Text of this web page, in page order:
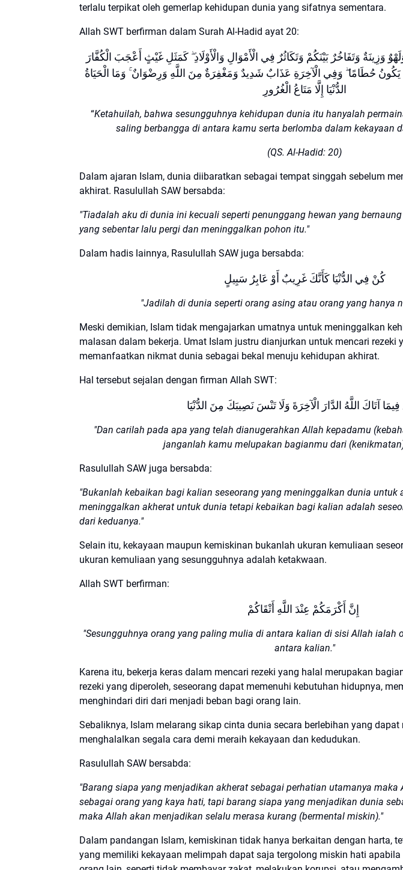
terlalu terpikat oleh gemerlap kehidupan dunia yang sifatnya sementara.
Allah SWT berfirman dalam Surah Al-Hadid ayat 20:
يَكُونُ حُطَامًا ۖ وَفِي الْآخِرَةِ عَذَابٌ شَدِيدٌ وَمَغْفِرَةٌ مِنَ اللَّهِ وَرِضْوَانٌ ۚ وَمَا الْحَيَاةُ
الدُّنْيَا إِلَّا مَتَاعُ الْغُرُورِ
“Ketahuilah, bahwa sesungguhnya kehidupan dunia itu hanyalah
saling berbangga di antara kamu serta berlomba dalam kekayaan
(QS. Al-Hadid: 20)
Dalam ajaran Islam, dunia diibaratkan sebagai tempat singgah sebelum
akhirat. Rasulullah SAW bersabda:
"Tiadalah aku di dunia ini kecuali seperti penunggang hewan yang
yang sebentar lalu pergi dan meninggalkan pohon itu."
Dalam hadis lainnya, Rasulullah SAW juga bersabda:
كُنْ فِي الدُّنْيَا كَأَنَّكَ غَرِيبٌ أَوْ عَابِرُ سَبِيلٍ
"Jadilah di dunia seperti orang asing atau orang yang hanya
Meski demikian, Islam tidak mengajarkan umatnya untuk meninggalkan
malasan dalam bekerja. Umat Islam justru dianjurkan untuk mencari rezeki
memanfaatkan nikmat dunia sebagai bekal menuju kehidupan akhirat.
Hal tersebut sejalan dengan firman Allah SWT:
فِيمَا آتَاكَ اللَّهُ الدَّارَ الْآخِرَةَ وَلَا تَنْسَ نَصِيبَكَ مِنَ الدُّنْيَا
"Dan carilah pada apa yang telah dianugerahkan Allah kepadamu
janganlah kamu melupakan bagianmu dari
Rasulullah SAW juga bersabda:
"Bukanlah kebaikan bagi kalian seseorang yang meninggalkan dunia untuk
meninggalkan akherat untuk dunia tetapi kebaikan bagi kalian adalah
dari keduanya."
Selain itu, kekayaan maupun kemiskinan bukanlah ukuran kemuliaan
ukuran kemuliaan yang sesungguhnya adalah ketakwaan.
Allah SWT berfirman:
"Sesungguhnya orang yang paling mulia di antara kalian di sisi Allah ialah
antara kalian."
Karena itu, bekerja keras dalam mencari rezeki yang halal merupakan
rezeki yang diperoleh, seseorang dapat memenuhi kebutuhan hidupnya,
menghindari diri dari menjadi beban bagi orang lain.
Sebaliknya, Islam melarang sikap cinta dunia secara berlebihan yang dapat
menghalalkan segala cara demi meraih kekayaan dan kedudukan.
Rasulullah SAW bersabda:
"Barang siapa yang menjadikan akherat sebagai perhatian utamanya maka
sebagai orang yang kaya hati, tapi barang siapa yang menjadikan dunia
maka Allah akan menjadikan selalu merasa kurang (bermental miskin)."
Dalam pandangan Islam, kemiskinan tidak hanya berkaitan dengan harta,
yang memiliki kekayaan melimpah dapat saja tergolong miskin hati